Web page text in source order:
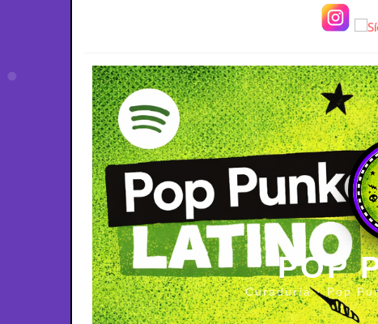
POP
Curaduría · Pop